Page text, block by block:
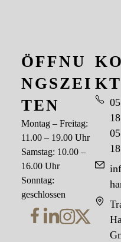
KT
ÖFFNU
NGSZEI
TEN
Montag – Freitag:
11.00 – 19.00 Uhr
Samstag: 10.00 –
16.00 Uhr
Sonntag:
geschlossen